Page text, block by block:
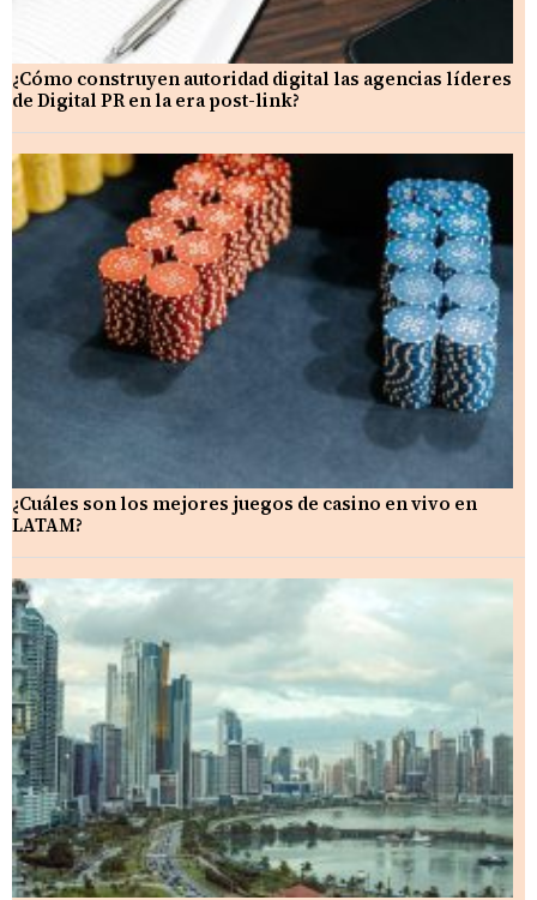
¿Cómo construyen autoridad digital las agencias líderes
de Digital PR en la era post-link?
¿Cuáles son los mejores juegos de casino en vivo en
LATAM?